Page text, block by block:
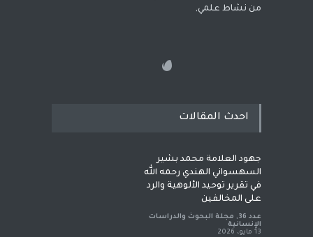
من نشاط علمي,
احدث المقالات
جهود العلامة محمد بشير
السهسواني الهندي رحمه الله
في تقرير توحيد الألوهية والرد
على المخالفين
عدد 36 , مجلة البحوث والدراسات
الإنسانية
13 مايو، 2026